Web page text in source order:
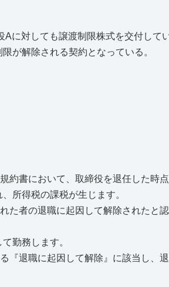
に対しても譲渡制限株式を交付してい
が解除される契約となっている。
書において、取締役を退任した時
所得税の課税が生じます。
者の退職に起因して解除されたと
勤務します。
退職に起因して解除』に該当し、